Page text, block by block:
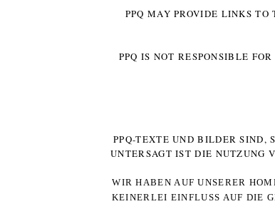
PPQ MAY PROVIDE LINKS
PPQ IS NOT RESPONSIBLE
PPQ-TEXTE UND BILDER SIND,
UNTERSAGT IST DIE NUTZUNG
WIR HABEN AUF UNSERER
KEINERLEI EINFLUSS AUF DIE